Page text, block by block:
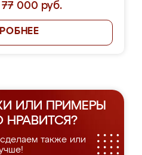
77 000 руб.
ИЛИ ПРИМЕРЫ
НРАВИТСЯ?
также или